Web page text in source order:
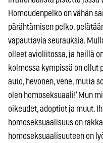
Homoudenpelko on vähän
pärähtämisen pelko,
vapauttavia seurauksia.
olleet avioliitossa, ja heillä
kolmessa kympissä on ollut
auto, hevonen, vene, mutta
olen homoseksuaali!’ Mun
oikeudet, adoptiot ja muut.
homoseksuaalisuus on
homoseksuaalisuuteen on